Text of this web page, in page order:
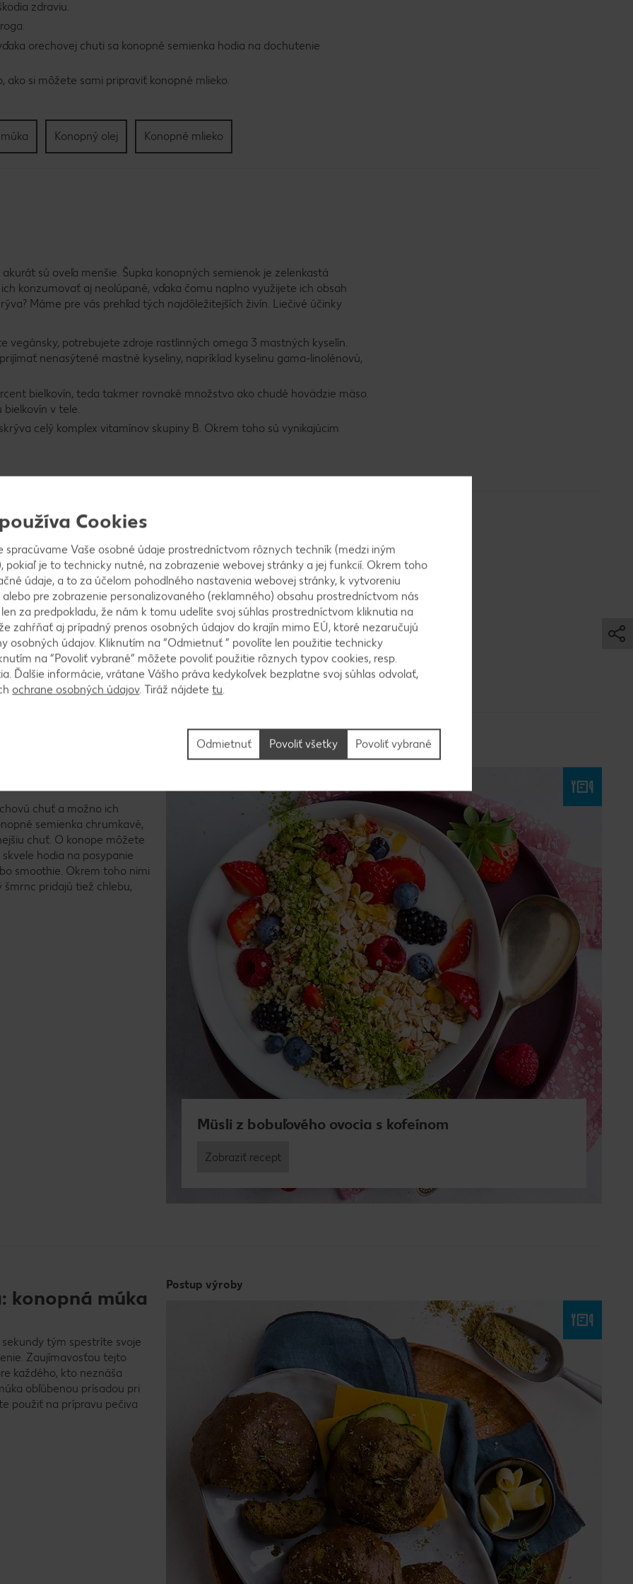
zdraviu.
orechovej chuti sa konopné semienka hodia na dochutenie
ako si môžete sami pripraviť konopné mlieko.
Konopný olej Konopné mlieko
sú oveľa menšie. Šupka konopných semienok je zelenkastá
konzumovať aj neolúpané, vďaka čomu naplno využijete ich obsah
Máme pre vás prehľad tých najdôležitejších živín. Liečivé účinky
vegánsky, potrebujete zdroje rastlinných omega 3 mastných kyselín.
nenasýtené mastné kyseliny, napríklad kyselinu gama-linolénovú,
bielkovín, teda takmer rovnaké množstvo ako chudé hovädzie mäso.
v tele.
celý komplex vitamínov skupiny B. Okrem toho sú vynikajúcim
účinky?
len veľmi malé množstvo tetrahydrokanabinolu (THC). Táto látka patrí
sa v kvetoch, listoch a stonkách, ale nie v semienkach. Napriek tomu
s inými časťami rastliny a získajú tak minimálne množstvo THC.
vo väčšom množstve konopné výrobky, teda ani semienka. Keďže THC
semienok v prípade pochybností konzultovať so svojím
chuť a možno ich
semienka chrumkavé,
chuť. O konope môžete
hodia na posypanie
smoothie. Okrem toho nimi
pridajú tiež chlebu,
Postup výroby
Müsli z bobuľového ovocia s kofeínom
Zobraziť recept
konopná múka
tým spestríte svoje
Zaujímavosťou tejto
každého, kto neznáša
obľúbenou prísadou pri
použiť na prípravu pečiva
Postup výroby
Cookies
spracúvame Vaše osobné údaje prostredníctvom rôznych techník (medzi iným
pokiaľ je to technicky nutné, na zobrazenie webovej stránky a jej funkcií. Okrem toho
údaje, a to za účelom pohodlného nastavenia webovej stránky, k vytvoreniu
pre zobrazenie personalizovaného (reklamného) obsahu prostredníctvom nás
za predpokladu, že nám k tomu udelíte svoj súhlas prostredníctvom kliknutia na
zahŕňať aj prípadný prenos osobných údajov do krajín mimo EÚ, ktoré nezaručujú
osobných údajov. Kliknutím na “Odmietnuť ” povolíte len použitie technicky
na “Povoliť vybrané” môžete povoliť použitie rôznych typov cookies, resp.
Ďalšie informácie, vrátane Vášho práva kedykoľvek bezplatne svoj súhlas odvolať,
ochrane osobných údajov. Tiráž nájdetetu.
Povoliť vybrané
Odmietnuť Povoliť všetky